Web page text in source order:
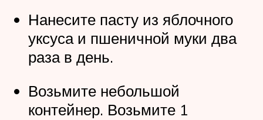
Нанесите пасту из яблочного
уксуса и пшеничной муки два
раза в день.
Возьмите небольшой
контейнер. Возьмите 1